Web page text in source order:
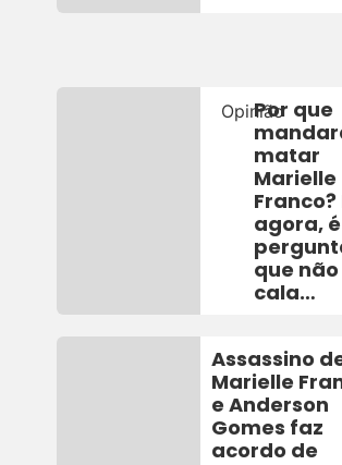
OpiniãoPor que
matar
Marielle
Franco?
agora,
que não
cala…
Assassino
Marielle
e Anderson
Gomes faz
acordo de